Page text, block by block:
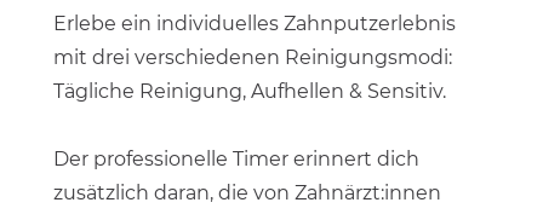
Erlebe ein individuelles Zahnputzerlebnis
mit drei verschiedenen Reinigungsmodi:
Tägliche Reinigung, Aufhellen & Sensitiv.
Der professionelle Timer erinnert dich
zusätzlich daran, die von Zahnärzt:innen